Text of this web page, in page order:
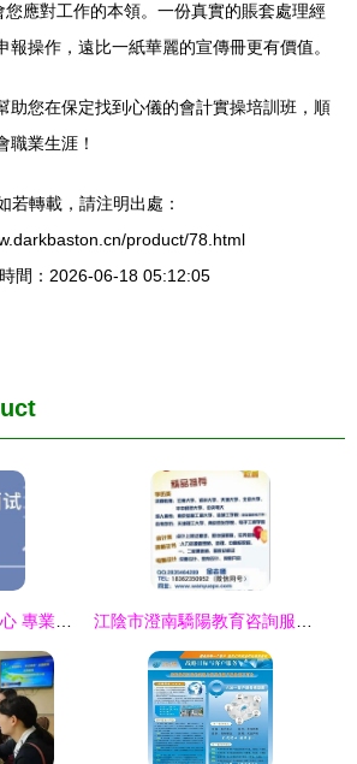
您應對工作的本領。一份真實的賬套處理經
報操作，遠比一紙華麗的宣傳冊更有價值。
助您在保定找到心儀的會計實操培訓班，順
職業生涯！
若轉載，請注明出處：
product/78.html
間：2026-06-18 05:12:05